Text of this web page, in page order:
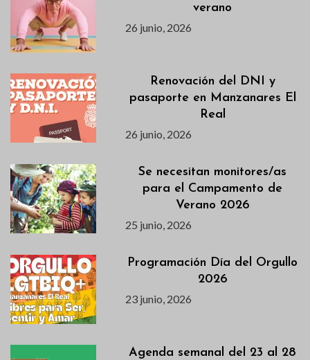
verano
26 junio, 2026
Renovación del DNI y
pasaporte en Manzanares El
Real
26 junio, 2026
Se necesitan monitores/as
para el Campamento de
Verano 2026
25 junio, 2026
Programación Día del Orgullo
2026
23 junio, 2026
Agenda semanal del 23 al 28